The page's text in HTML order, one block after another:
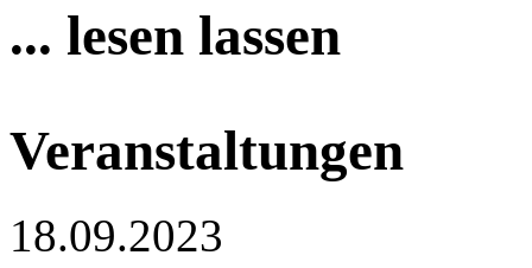
... lesen lassen
Veranstaltungen
18.09.2023